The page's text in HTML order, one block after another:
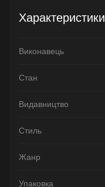
Характеристики
Виконавець
Стан
Видавництво
Стиль
Жанр
Упаковка